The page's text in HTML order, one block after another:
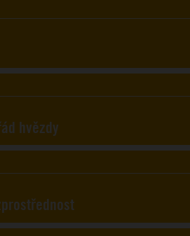
hvězdy